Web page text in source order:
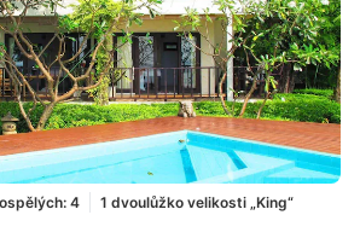
4
1 dvoulůžko velikosti „King“